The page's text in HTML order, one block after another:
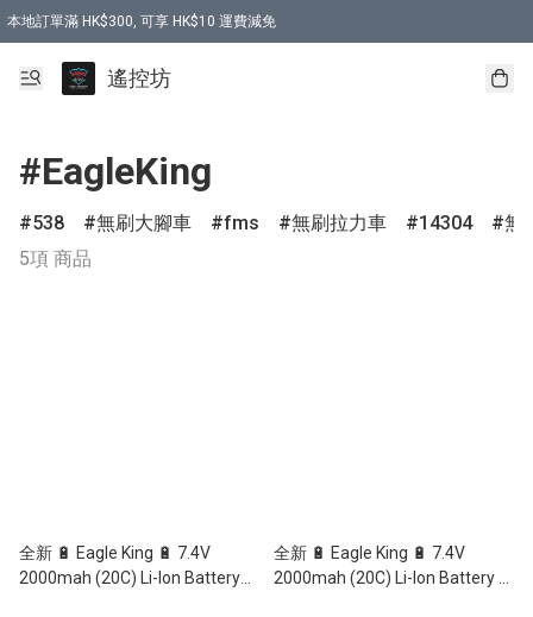
本地訂單滿 HK$300, 可享 HK$10 運費減免
購買 7.6V 6500mah 70C 電池 送 7.6V USB充電器
遙控坊
#EagleKing
538 無刷大腳車 fms 無刷拉力車 14304
無
5項 商品
全新 🔋 Eagle King 🔋 7.4V
2000mah (20C) Li-Ion Battery
全新 🔋 Eagle King 🔋 7.4V
2000mah (20C) Li-Ion Battery T